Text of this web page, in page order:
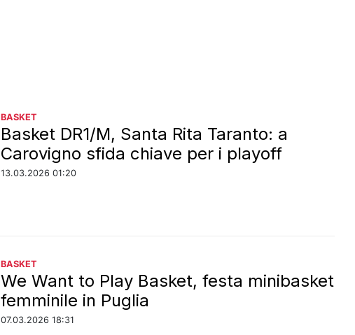
BASKET
Basket DR1/M, Santa Rita Taranto: a
Carovigno sfida chiave per i playoff
13.03.2026 01:20
BASKET
We Want to Play Basket, festa minibasket
femminile in Puglia
07.03.2026 18:31